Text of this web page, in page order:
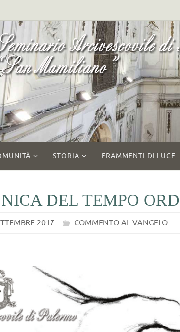
STORIA FRAMMENTI DI LUCE
DEL TEMPO
2017 COMMENTO AL VANGELO